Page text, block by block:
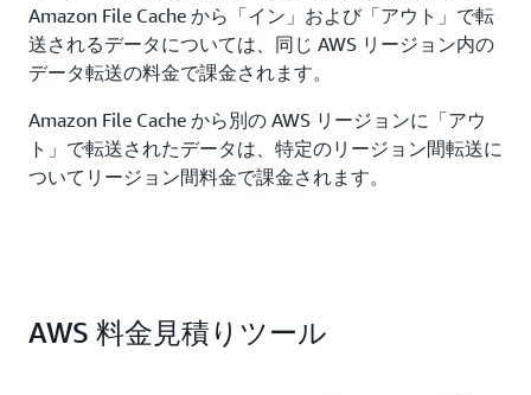
Amazon File Cache から「イン」および「アウト」で転
送されるデータについては、同じ AWS リージョン内の
データ転送の料金で課金されます。
Amazon File Cache から別の AWS リージョンに「アウ
ト」で転送されたデータは、特定のリージョン間転送に
ついてリージョン間料金で課金されます。
AWS 料金見積りツール